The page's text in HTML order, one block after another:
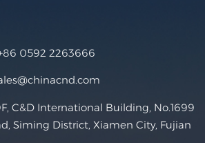
0592 2263666
C&D International Building, No.1699
Siming District, Xiamen City, Fujian